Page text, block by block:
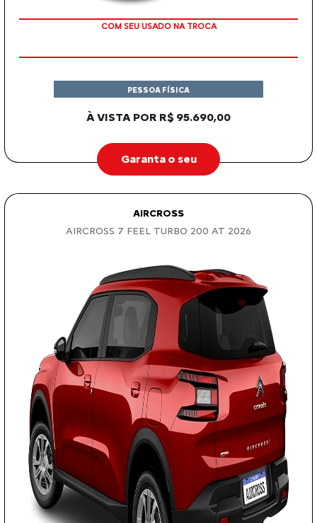
OU TAXA 0%
À VISTA POR R$ 95.690,00
PESSOA FÍSICA
Garanta o seu
AIRCROSS
AIRCROSS 7 FEEL TURBO 200 AT 2026